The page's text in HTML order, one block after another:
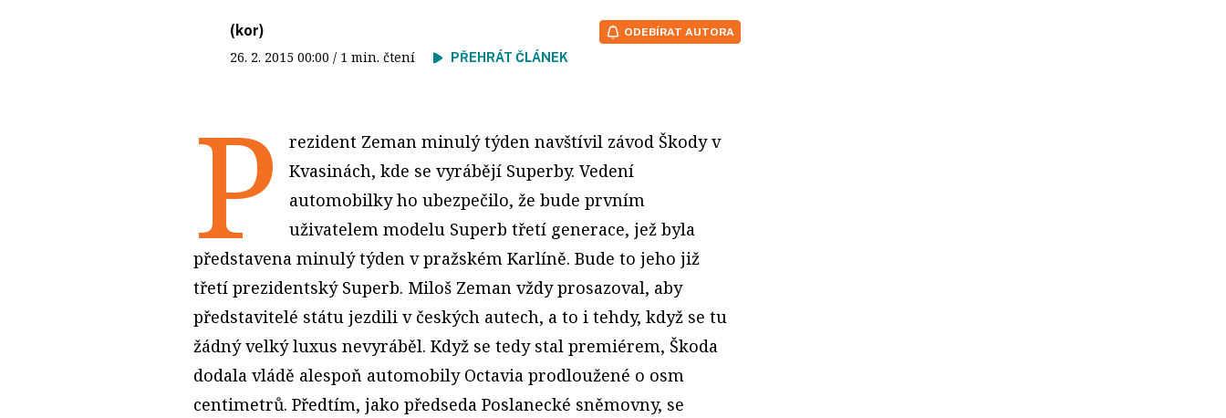
(kor)
26. 2. 2015 00:00 / 1 min. čtení PŘEHRÁT ČLÁNEK
ODEBÍRAT AUTORA
P
rezident Zeman minulý týden navštívil závod Škody v
Kvasinách, kde se vyrábějí Superby. Vedení
automobilky ho ubezpečilo, že bude prvním
uživatelem modelu Superb třetí generace, jež byla
představena minulý týden v pražském Karlíně. Bude to jeho již
třetí prezidentský Superb. Miloš Zeman vždy prosazoval, aby
představitelé státu jezdili v českých autech, a to i tehdy, když se tu
žádný velký luxus nevyráběl. Když se tedy stal premiérem, Škoda
dodala vládě alespoň automobily Octavia prodloužené o osm
centimetrů. Předtím, jako předseda Poslanecké sněmovny, se